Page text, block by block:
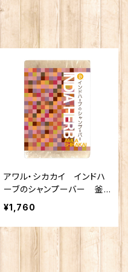
アワル・シカカイ インドハ
ーブのシャンプーバー 釜
炊熟成枠練り石けん 無添
¥1,760